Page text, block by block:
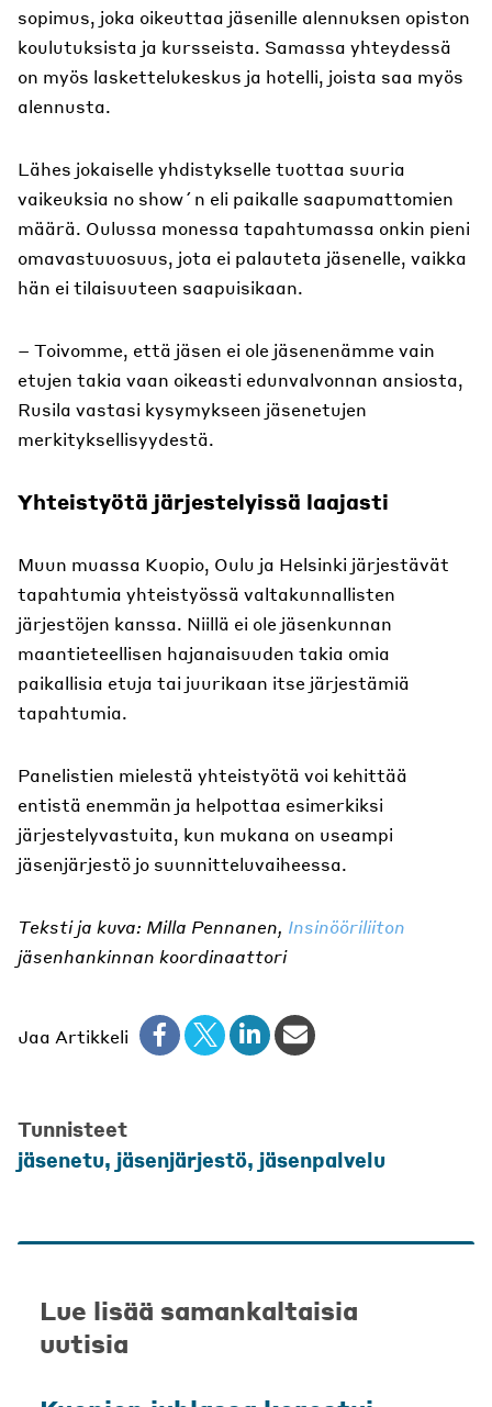
sopimus, joka oikeuttaa jäsenille alennuksen opiston
koulutuksista ja kursseista. Samassa yhteydessä
on myös laskettelukeskus ja hotelli, joista saa myös
alennusta.
Lähes jokaiselle yhdistykselle tuottaa suuria
vaikeuksia no show´n eli paikalle saapumattomien
määrä. Oulussa monessa tapahtumassa onkin pieni
omavastuuosuus, jota ei palauteta jäsenelle, vaikka
hän ei tilaisuuteen saapuisikaan.
– Toivomme, että jäsen ei ole jäsenenämme vain
etujen takia vaan oikeasti edunvalvonnan ansiosta,
Rusila vastasi kysymykseen jäsenetujen
merkityksellisyydestä.
Yhteistyötä järjestelyissä laajasti
Muun muassa Kuopio, Oulu ja Helsinki järjestävät
tapahtumia yhteistyössä valtakunnallisten
järjestöjen kanssa. Niillä ei ole jäsenkunnan
maantieteellisen hajanaisuuden takia omia
paikallisia etuja tai juurikaan itse järjestämiä
tapahtumia.
Panelistien mielestä yhteistyötä voi kehittää
entistä enemmän ja helpottaa esimerkiksi
järjestelyvastuita, kun mukana on useampi
jäsenjärjestö jo suunnitteluvaiheessa.
Teksti ja kuva: Milla Pennanen, Insinööriliiton
jäsenhankinnan koordinaattori
Jaa Artikkeli
Tunnisteet
jäsenetu, jäsenjärjestö, jäsenpalvelu
Lue lisää samankaltaisia
uutisia